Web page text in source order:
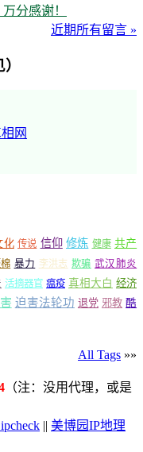
分感谢！
近期所有留言 »
网
化 传说 信仰 修炼 健康 共产
暴力 李洪志 欺骗 武汉肺炎
活摘器官 瘟疫 真相大白 经济
迫害法轮功 退党 邪教 酷
All Tags »»
（注：没用代理，或是
|| 美博园IP地理